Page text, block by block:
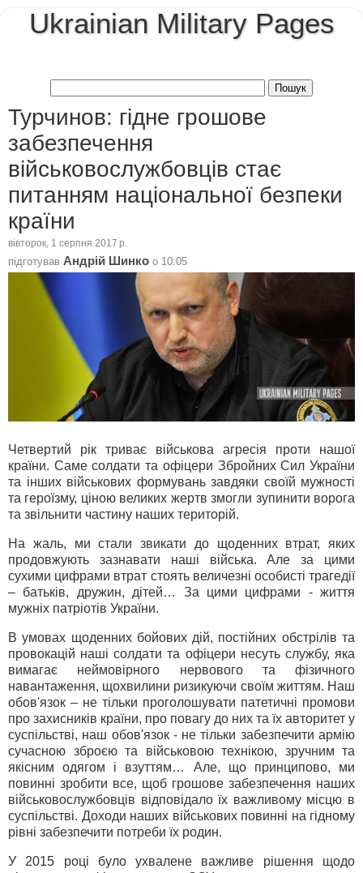
Ukrainian Military Pages
Турчинов: гідне грошове
забезпечення
військовослужбовців стає
питанням національної безпеки
країни
вівторок, 1 серпня 2017 р.
підготував Андрій Шинко о 10:05
Четвертий рік триває військова агресія проти нашої
країни. Саме солдати та офіцери Збройних Сил України
та інших військових формувань завдяки своїй мужності
та героїзму, ціною великих жертв змогли зупинити ворога
та звільнити частину наших територій.
На жаль, ми стали звикати до щоденних втрат, яких
продовжують зазнавати наші війська. Але за цими
сухими цифрами втрат стоять величезні особисті трагедії
– батьків, дружин, дітей… За цими цифрами - життя
мужніх патріотів України.
В умовах щоденних бойових дій, постійних обстрілів та
провокацій наші солдати та офіцери несуть службу, яка
вимагає неймовірного нервового та фізичного
навантаження, щохвилини ризикуючи своїм життям. Наш
обов'язок – не тільки проголошувати патетичні промови
про захисників країни, про повагу до них та їх авторитет у
суспільстві, наш обов'язок - не тільки забезпечити армію
сучасною зброєю та військовою технікою, зручним та
якісним одягом і взуттям… Але, що принципово, ми
повинні зробити все, щоб грошове забезпечення наших
військовослужбовців відповідало їх важливому місцю в
суспільстві. Доходи наших військових повинні на гідному
рівні забезпечити потреби їх родин.
У 2015 році було ухвалене важливе рішення щодо